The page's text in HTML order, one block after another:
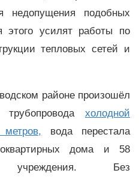
подобных
усилят работы по
тепловых сетей и
районе произошёл
трубопровода холодной
вода перестала
дома и 58
учреждения. Без